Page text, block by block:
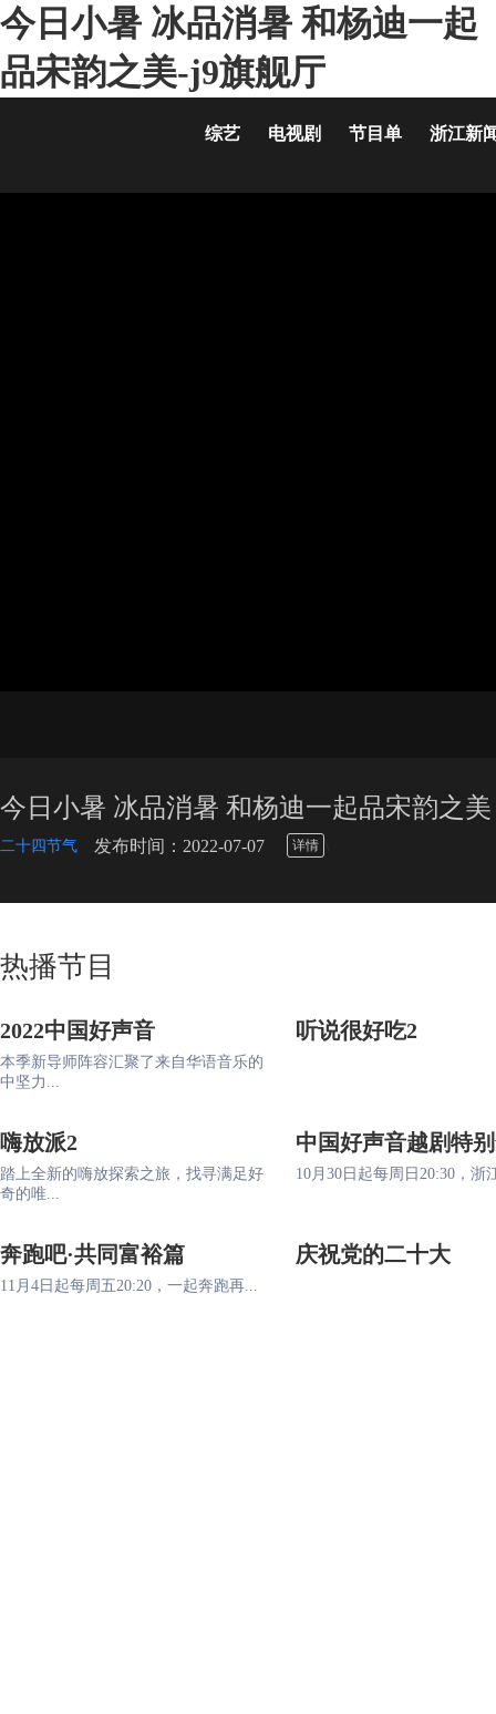
今日小暑 冰品消暑 和杨迪一起
品宋韵之美-j9旗舰厅
综艺 电视剧 节目单 浙江新
今日小暑 冰品消暑 和杨迪一起品宋韵之美
二十四节气 发布时间：2022-07-07 详情
热播节目
2022中国好声音
本季新导师阵容汇聚了来自华语音乐的
中坚力...
听说很好吃2
嗨放派2
踏上全新的嗨放探索之旅，找寻满足好
奇的唯...
中国好声音越剧特
10月30日起每周日20:30，浙
奔跑吧·共同富裕篇
11月4日起每周五20:20，一起奔跑再...
庆祝党的二十大